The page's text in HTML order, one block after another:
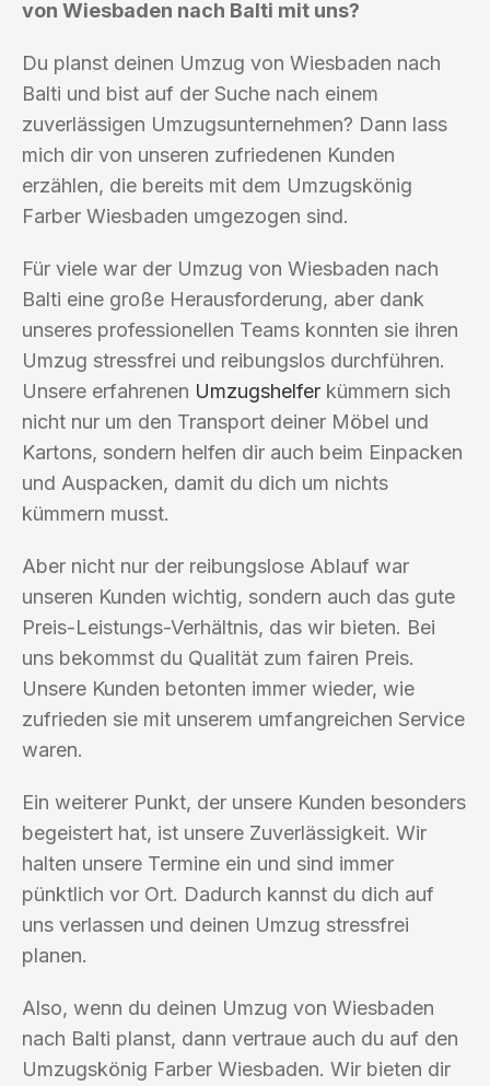
von Wiesbaden nach Balti mit uns?
Du planst deinen Umzug von Wiesbaden nach
Balti und bist auf der Suche nach einem
zuverlässigen Umzugsunternehmen? Dann lass
mich dir von unseren zufriedenen Kunden
erzählen, die bereits mit dem Umzugskönig
Farber Wiesbaden umgezogen sind.
Für viele war der Umzug von Wiesbaden nach
Balti eine große Herausforderung, aber dank
unseres professionellen Teams konnten sie ihren
Umzug stressfrei und reibungslos durchführen.
Unsere erfahrenen Umzugshelfer kümmern sich
nicht nur um den Transport deiner Möbel und
Kartons, sondern helfen dir auch beim Einpacken
und Auspacken, damit du dich um nichts
kümmern musst.
Aber nicht nur der reibungslose Ablauf war
unseren Kunden wichtig, sondern auch das gute
Preis-Leistungs-Verhältnis, das wir bieten. Bei
uns bekommst du Qualität zum fairen Preis.
Unsere Kunden betonten immer wieder, wie
zufrieden sie mit unserem umfangreichen Service
waren.
Ein weiterer Punkt, der unsere Kunden besonders
begeistert hat, ist unsere Zuverlässigkeit. Wir
halten unsere Termine ein und sind immer
pünktlich vor Ort. Dadurch kannst du dich auf
uns verlassen und deinen Umzug stressfrei
planen.
Also, wenn du deinen Umzug von Wiesbaden
nach Balti planst, dann vertraue auch du auf den
Umzugskönig Farber Wiesbaden. Wir bieten dir